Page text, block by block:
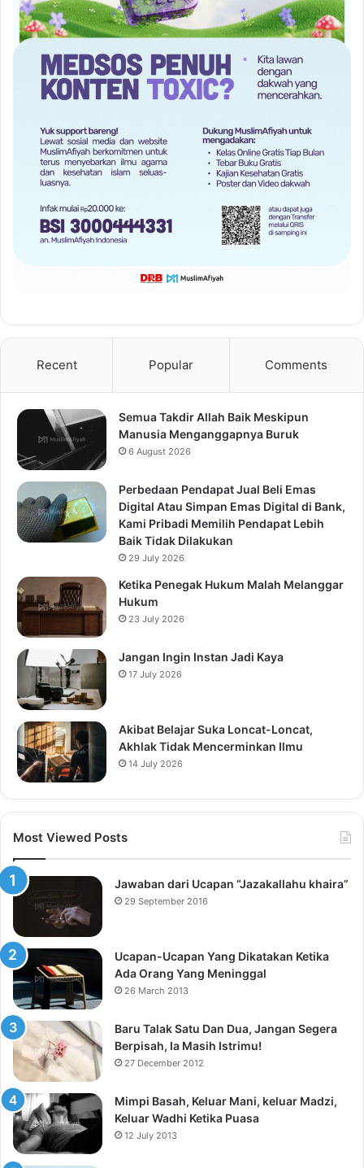
Recent Popular Comments
Semua Takdir Allah Baik Meskipun
Manusia Menganggapnya Buruk
6 August 2026
Perbedaan Pendapat Jual Beli Emas
Digital Atau Simpan Emas Digital di Bank,
Kami Pribadi Memilih Pendapat Lebih
Baik Tidak Dilakukan
29 July 2026
Ketika Penegak Hukum Malah Melanggar
Hukum
23 July 2026
Jangan Ingin Instan Jadi Kaya
17 July 2026
Akibat Belajar Suka Loncat-Loncat,
Akhlak Tidak Mencerminkan Ilmu
14 July 2026
Most Viewed Posts
Jawaban dari Ucapan “Jazakallahu khaira”
29 September 2016
Ucapan-Ucapan Yang Dikatakan Ketika
Ada Orang Yang Meninggal
26 March 2013
Baru Talak Satu Dan Dua, Jangan Segera
Berpisah, Ia Masih Istrimu!
27 December 2012
Mimpi Basah, Keluar Mani, keluar Madzi,
Keluar Wadhi Ketika Puasa
12 July 2013